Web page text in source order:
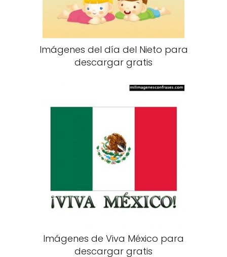
Imágenes del día del Nieto para
descargar gratis
Imágenes de Viva México para
descargar gratis